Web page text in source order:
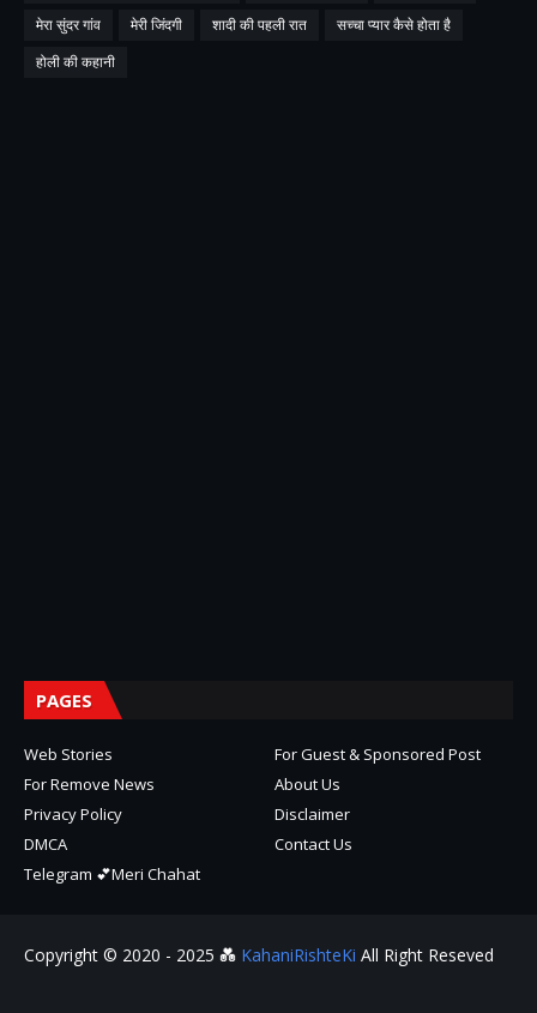
मेरा सुंदर गांव
मेरी जिंदगी शादी की पहली रात
सच्चा प्यार कैसे होता है
होली की कहानी
PAGES
Web Stories
For Guest & Sponsored Post
For Remove News
About Us
Privacy Policy
Disclaimer
DMCA
Contact Us
Telegram 💕Meri Chahat
Copyright © 2020 - 2025 💑 KahaniRishteKi All Right Reseved